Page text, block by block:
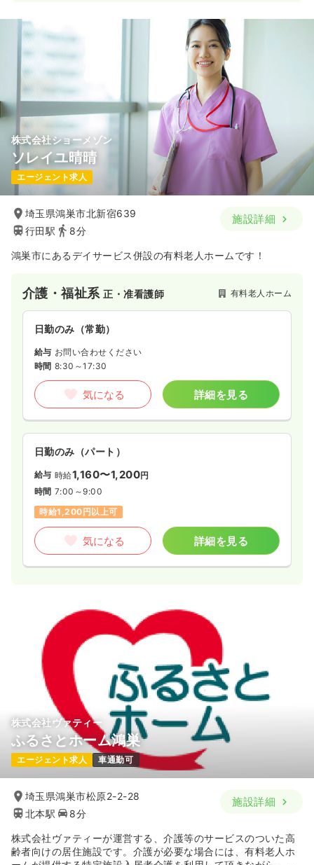
株式会社ショーメゾン
ソレイユ晴晴
エージェント求人
埼玉県鴻巣市北新宿639
行田駅
8分
施設詳細
鴻巣市にあるデイサービス併設の有料老人ホームです！
介護・福祉系正・准看護師 有料老人ホーム
日勤のみ（常勤）
給与 お問い合わせください
時間 8:30～17:30
気になる 詳細を見る
日勤のみ（パート）
給与 時給1,160〜1,200円
時間 7:00～9:00
時給1,200円以上可
気になる 詳細を見る
株式会社ヴァティー
ふるさとホーム鴻巣
エージェント求人 車通勤可
埼玉県鴻巣市松原2-2-28
北本駅
8分
施設詳細
株式会社ヴァティーが運営する、介護等のサービスのついた高
齢者向けの居住施設です。介護が必要な場合には、有料老人ホ